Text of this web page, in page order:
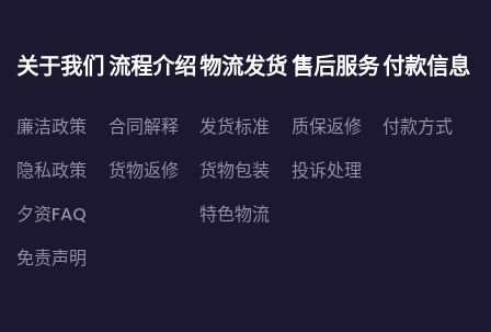
关于我们
廉洁政策
隐私政策
夕资FAQ
免责声明
流程介绍
合同解释
货物返修
物流发货
发货标准
货物包装
特色物流
售后服务
质保返修
投诉处理
付款信息
付款方式